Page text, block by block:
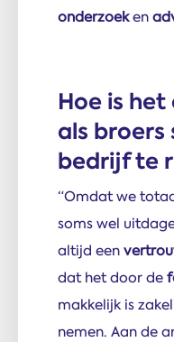
onderzoeken
Hoe is
als broers
bedrijf te
“Omdat we
soms wel
altijd een
dat het door de
makkelijk is
nemen. Aan de